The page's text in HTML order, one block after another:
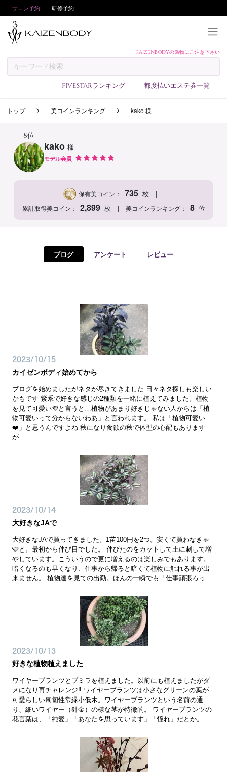
サロン予約 研修予約
KAIZENBODYの偽物にご注意下さい
FIVESTARランキング 都度払いエステ券一覧
予約方法
サロンランキング
トップ 美コインランキング kako 様
8位
kako 様
モデル会員
保有美コイン： 735枚 |
累計取得美コイン： 2,899 枚 | 美コインランキング： 8位
ブログ アンケート レビュー
2023/10/15
カイゼンボディ始めてから
ブログを始めましたがネタが尽きてきました 日々ネタ探しも楽しい
かもです 紫系で好きな感じの2種類を一緒に植えてみました。植物
を見て可愛い💜と言うと…植物があまり好きじゃない人からは「植
物可愛いって分からないわあ」と言われます。 私は「植物可愛い
❤️」と思うんですよね 秋になり食欲の秋で体型の心配もあります
が...
2023/10/14
大好きなJAで
大好きなJAで買ってきました。1苗100円を2つ。安くて買わなきゃ
🩷と。最初から伸び目でした。 伸びたのをカットして土に刺して増
やしています。こういうので更に増えるのは楽しみでもあります。
暗くなるのも早くなり、仕事から帰ると暗くて植物に触れる事が出
来ません。 植物達を見ての出勤。ほんの一瞬でも「仕事頑張ろっ...
2023/10/13
好きな植物植えました
ワイヤープランツとプミラを植えました。以前にも植えましたがダ
メになり再チャレンジ‼️ ワイヤープランツは小さなグリーンの葉が
可愛らしい匍匐性常緑小低木。ワイヤープランツという名前の通
り、細いワイヤー（針金）の様な茎が特徴的。 ワイヤープランツの
花言葉は、「純愛」「あなたを思っています」「憧れ」だとか。...